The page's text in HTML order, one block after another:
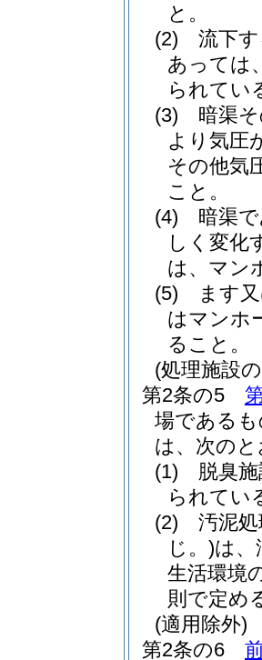
と。
(2)
流下
あっては
られてい
(3)
暗渠
より気圧
その他気
こと。
(4)
暗渠
しく変化
は、マン
(5)
ます
はマンホ
ること。
(処理施設
第2条の5
場である
は、次の
(1)
脱臭
られてい
(2)
汚泥
じ。)は、
生活環境
則で定め
(適用除外)
第2条の6